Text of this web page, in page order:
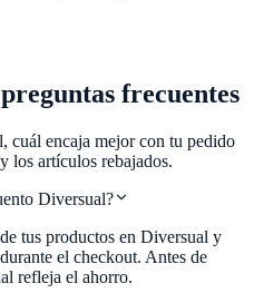
frecuentes
, cuál encaja mejor con tu pedido
los artículos rebajados.
Diversual?
tus productos en Diversual y
el checkout. Antes de
refleja el ahorro.